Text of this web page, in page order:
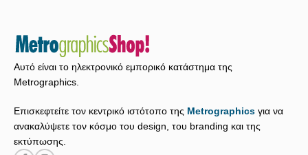
Αυτό είναι το ηλεκτρονικό εμπορικό κατάστημα της
Metrographics.
Επισκεφτείτε τον κεντρικό ιστότοπο της Metrographics για να
ανακαλύψετε τον κόσμο του design, του branding και της
εκτύπωσης.